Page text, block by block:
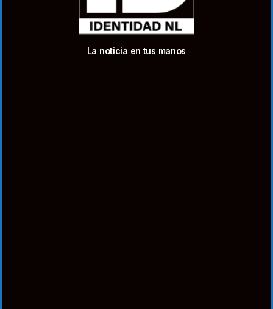
La noticia en tus manos